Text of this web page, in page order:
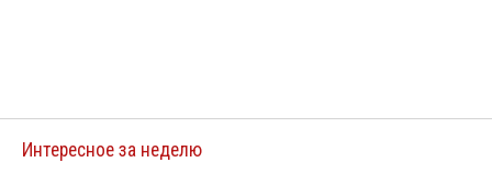
Интересное за неделю